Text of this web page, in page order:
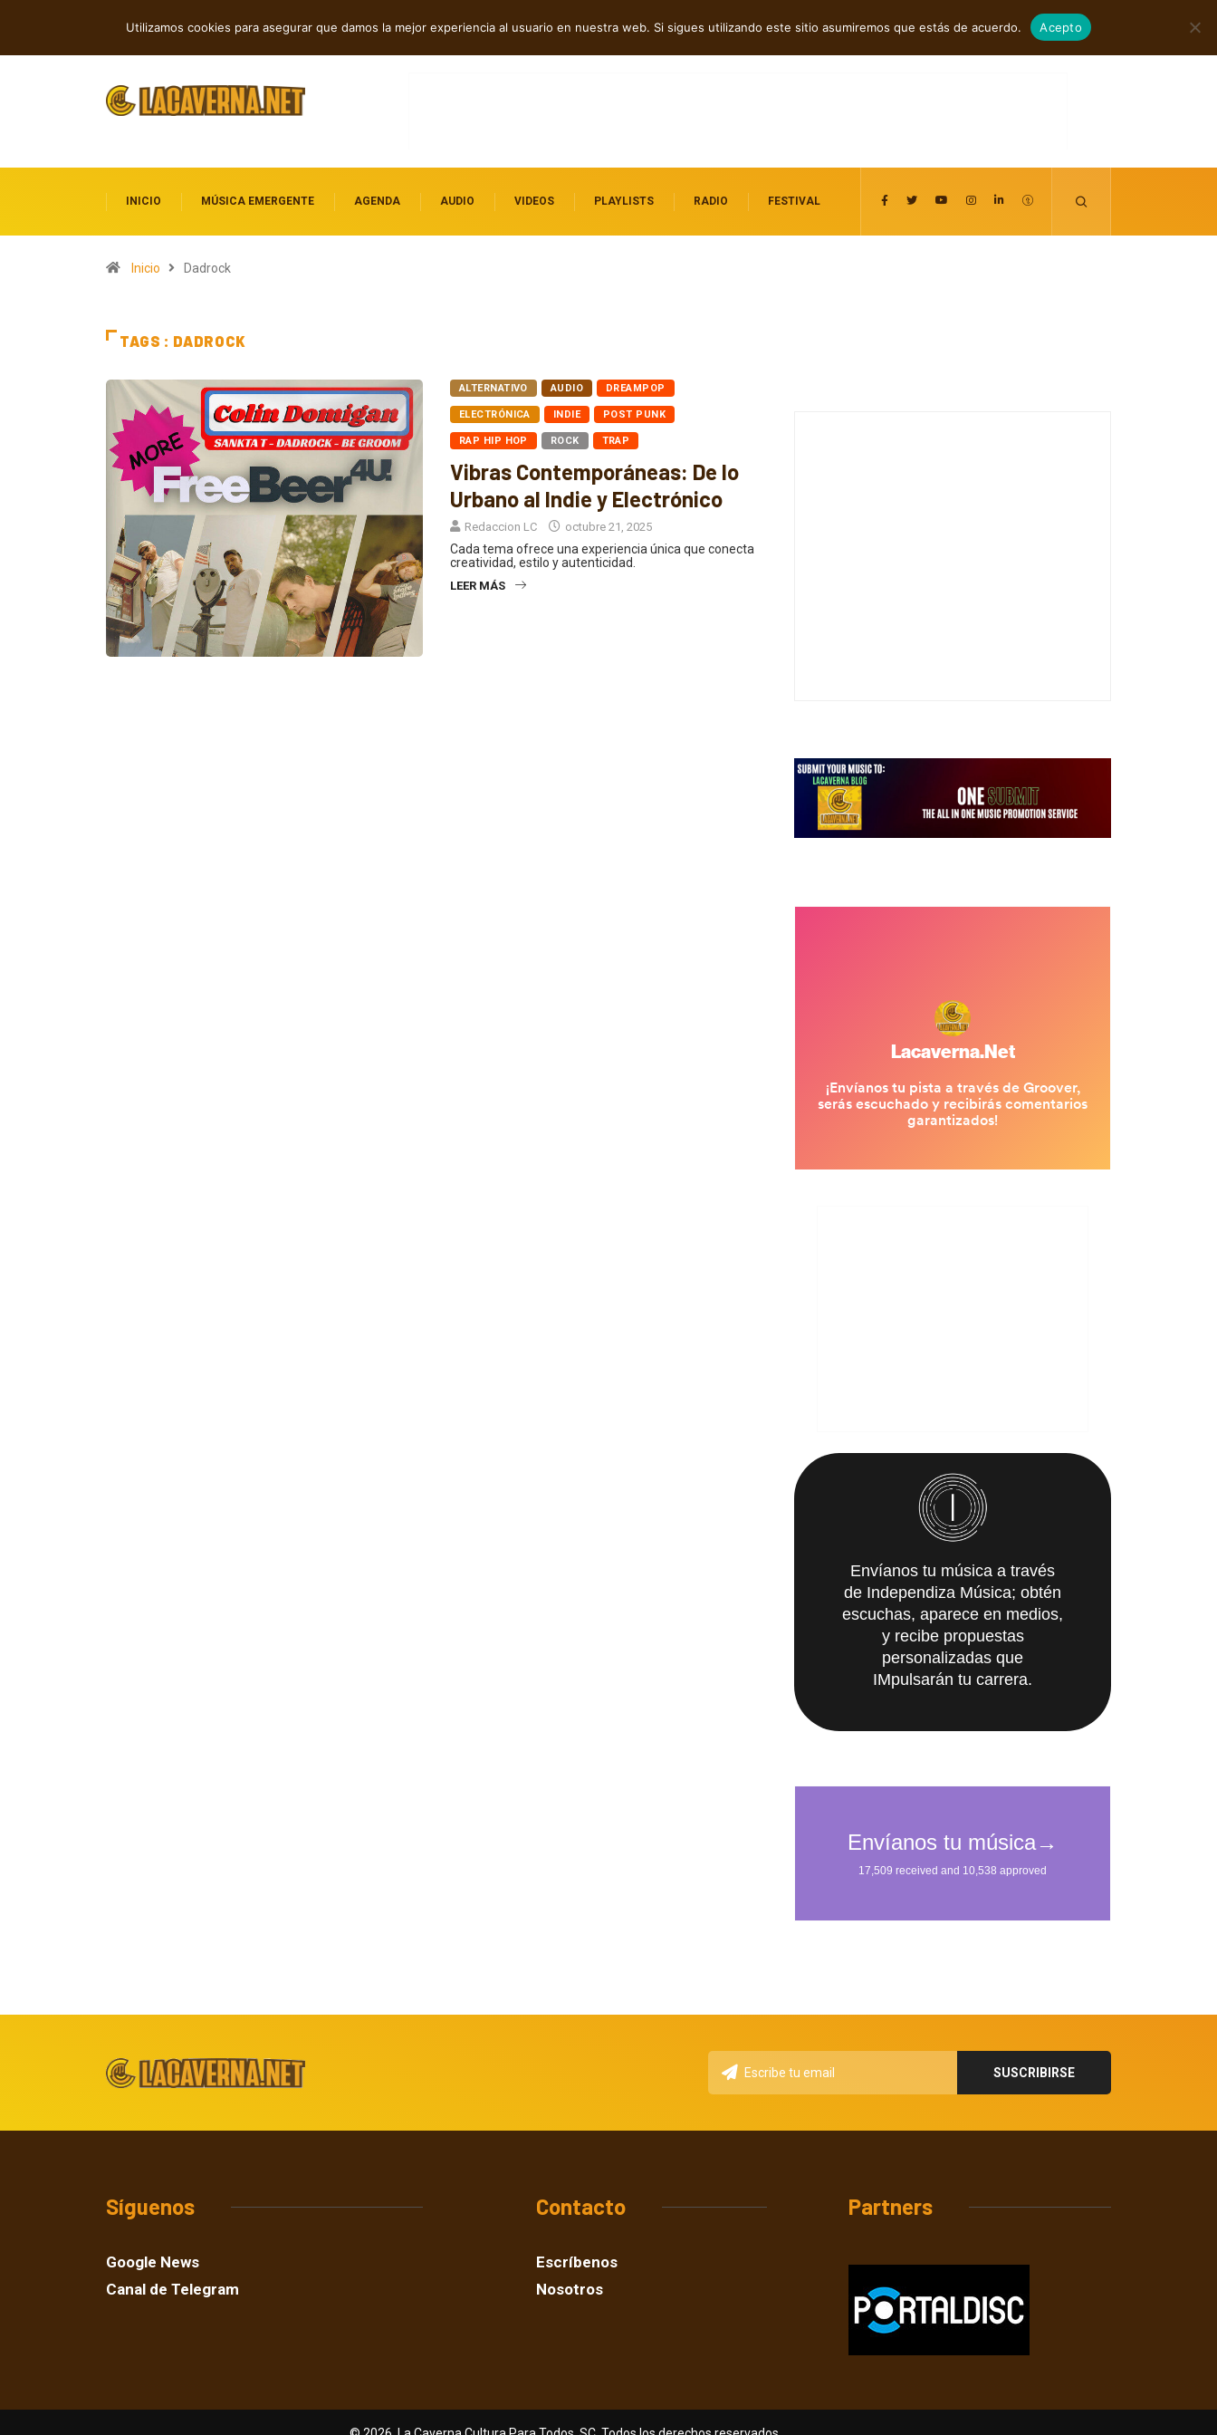
agosto 6, 2026
INICIO MÚSICA EMERGENTE AGENDA AUDIO VIDEOS PLAYLISTS RADIO FESTIVAL
Inicio Dadrock
TAGS : DADROCK
ALTERNATIVO AUDIO DREAMPOP
ELECTRÓNICA INDIE POST PUNK
RAP HIP HOP ROCK TRAP
Vibras Contemporáneas: De lo
Urbano al Indie y Electrónico
Redaccion LC octubre 21, 2025
Cada tema ofrece una experiencia única que conecta
creatividad, estilo y autenticidad.
LEER MÁS
Envíanos tu música a través
de Independiza Música; obtén
escuchas, aparece en medios,
y recibe propuestas
personalizadas que
IMpulsarán tu carrera.
Síguenos
Google News
Canal de Telegram
Contacto
Escríbenos
Nosotros
Partners
Utilizamos cookies para asegurar que damos la mejor experiencia al usuario en nuestra web. Si sigues utilizando este sitio asumiremos que estás de acuerdo. Acepto